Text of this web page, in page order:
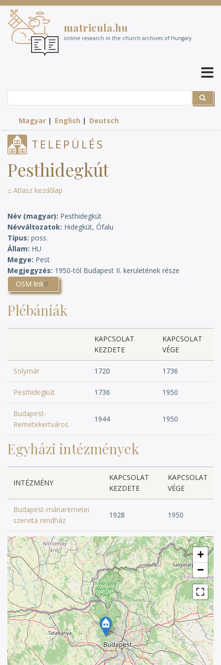
Skip
main
content
matricula.hu
online research in the church archives of Hungary
Search
Magyar English Deutsch
TELEPÜLÉS
Pesthidegkút
⌂ Atlasz kezdőlap
Név (magyar) Pesthidegkút
Névváltozatok Hidegkút, Ófalu
Típus poss.
Állam HU
Megye Pest
Megjegyzés 1950-tól Budapest II. kerületének része
OSM link
Plébániák
KAPCSOLAT
KEZDETE
KAPCSOLAT
VÉGE
Solymár 1720 1736
Pesthidegkút 1736 1950
Budapest-
Remetekertváros
1944 1950
Egyházi intézmények
INTÉZMÉNY
KAPCSOLAT
KEZDETE
KAPCSOLAT
VÉGE
Budapest-máriaremetei
szervita rendház
1928 1950
+
−